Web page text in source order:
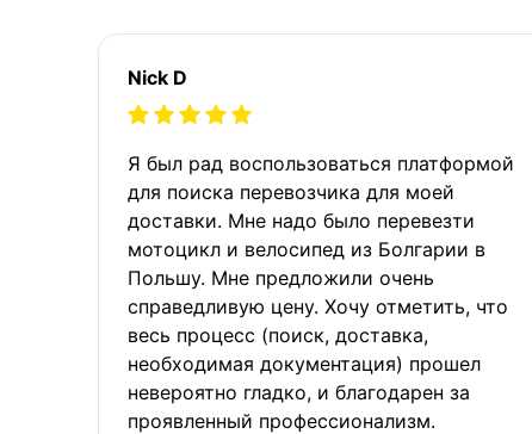
Nick D
Я был рад воспользоваться платформой
для поиска перевозчика для моей
доставки. Мне надо было перевезти
мотоцикл и велосипед из Болгарии в
Польшу. Мне предложили очень
справедливую цену. Хочу отметить, что
весь процесс (поиск, доставка,
необходимая документация) прошел
невероятно гладко, и благодарен за
проявленный профессионализм.